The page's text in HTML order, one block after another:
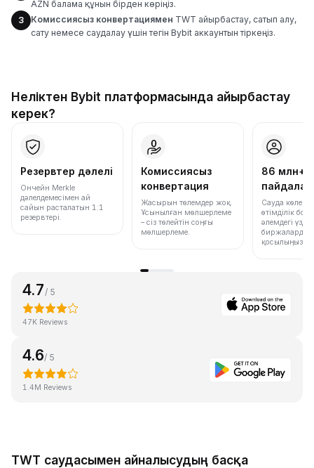
AZN балама құнын бірден көріңіз.
3
Комиссиясыз конвертациямен TWT айырбастау, сатып алу,
сату немесе саудалау үшін тегін Bybit аккаунтын тіркеңіз.
Неліктен Bybit платформасында айырбастау
керек?
Резервтер дәлелі
Ончейн Merkle
дәлелдемесімен ай
сайын расталатын 1:1
резервтері.
Комиссиясыз
конвертация
Жасырын төлемдер жоқ.
Ұсынылған мөлшерлеме
– сіз төлейтін соңғы
мөлшерлеме.
86 млн+
Сауда көлемі
өтімділік
әлемдегі үздік
биржалардың
қосылыңыз.
4.7/ 5
47K Reviews
4.6/ 5
1.4M Reviews
TWT саудасымен айналысудың басқа